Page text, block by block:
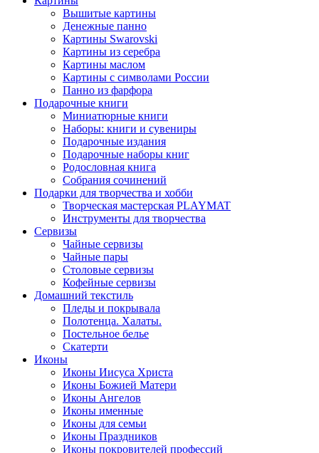
Вышитые картины
Денежные панно
Картины Swarovski
Картины из серебра
Картины маслом
Картины с символами России
Панно из фарфора
Подарочные книги
Миниатюрные книги
Наборы: книги и сувениры
Подарочные издания
Подарочные наборы книг
Родословная книга
Собрания сочинений
Подарки для творчества и хобби
Творческая мастерская PLAYMAT
Инструменты для творчества
Cервизы
Чайные сервизы
Чайные пары
Столовые сервизы
Кофейные сервизы
Домашний текстиль
Пледы и покрывала
Полотенца. Халаты.
Постельное белье
Скатерти
Иконы
Иконы Иисуса Христа
Иконы Божией Матери
Иконы Ангелов
Иконы именные
Иконы для семьи
Иконы Праздников
Иконы покровителей профессий